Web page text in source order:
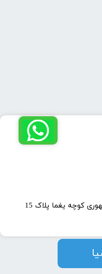
تهران خیابان جمهوری کوچه یغما پلاک 15